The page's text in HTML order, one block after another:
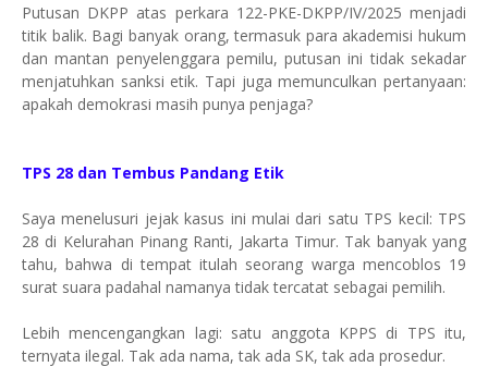
Putusan DKPP atas perkara 122-PKE-DKPP/IV/2025 menjadi
titik balik. Bagi banyak orang, termasuk para akademisi hukum
dan mantan penyelenggara pemilu, putusan ini tidak sekadar
menjatuhkan sanksi etik. Tapi juga memunculkan pertanyaan:
apakah demokrasi masih punya penjaga?
TPS 28 dan Tembus Pandang Etik
Saya menelusuri jejak kasus ini mulai dari satu TPS kecil: TPS
28 di Kelurahan Pinang Ranti, Jakarta Timur. Tak banyak yang
tahu, bahwa di tempat itulah seorang warga mencoblos 19
surat suara padahal namanya tidak tercatat sebagai pemilih.
Lebih mencengangkan lagi: satu anggota KPPS di TPS itu,
ternyata ilegal. Tak ada nama, tak ada SK, tak ada prosedur.